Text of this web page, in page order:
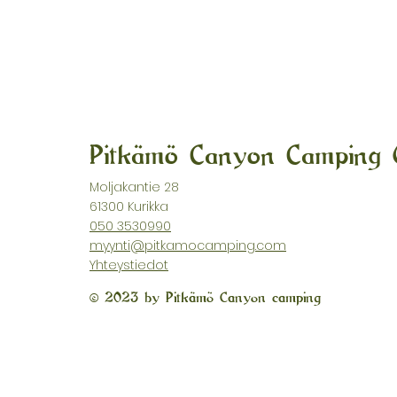
Pitkämö Canyon Camping
Moljakantie 28
61300 Kurikka
050 3530990
myynti@pitkamocamping.com
Yhteystiedot
© 2023 by Pitkämö Canyon camping